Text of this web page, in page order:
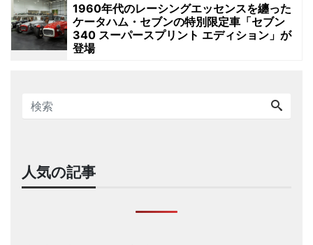
1960年代のレーシングエッセンスを纏った
ケータハム・セブンの特別限定車「セブン
340 スーパースプリント エディション」が
登場
人気の記事